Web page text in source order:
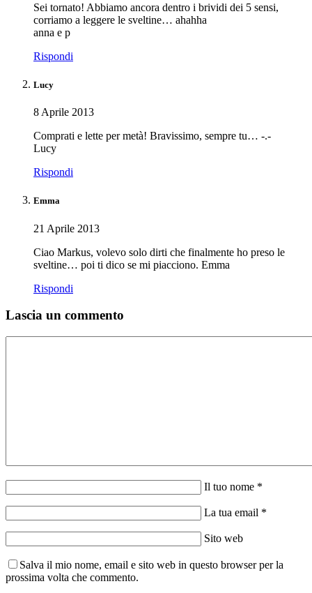
Sei tornato! Abbiamo ancora dentro i brividi dei 5 sensi,
corriamo a leggere le sveltine… ahahha
anna e p
Rispondi
Lucy
8 Aprile 2013
Comprati e lette per metà! Bravissimo, sempre tu… -.-
Lucy
Rispondi
Emma
21 Aprile 2013
Ciao Markus, volevo solo dirti che finalmente ho preso le
sveltine… poi ti dico se mi piacciono. Emma
Rispondi
Lascia un commento
Il tuo nome *
La tua email *
Sito web
Salva il mio nome, email e sito web in questo browser per la
prossima volta che commento.